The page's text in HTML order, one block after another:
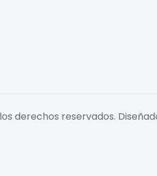
derechos reservados.